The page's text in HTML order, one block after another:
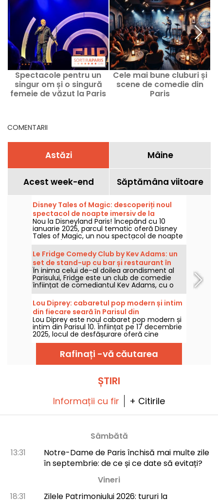
Spectacole pentru un
singur om și o singură
femeie de văzut la Paris
Cele mai bune cluburi și
scene de comedie din
Paris
COMENTARII
Astăzi Mâine
Acest week-end Săptămâna viitoare
Disney Tales of Magic: descoperiți noul
spectacol de noapte imersiv de la
Disneyland Paris
Nou la Disneyland Paris! Începând cu 10
ianuarie 2025, parcul tematic oferă Disney
Tales of Magic, un nou spectacol de noapte
imersiv. În program: proiecții (nu doar pe
castel), efecte de lumină și, ca întotdeauna,
scene inspirate din filmele Disney și Pixar!
Le Fridge Comedy Club by Kev Adams: un
set de stand-up cu bar și restaurant în
Paris, părerea noastră
În inima celui de-al doilea arondisment al
Parisului, Fridge este un club de comedie
înființat de comediantul Kev Adams, cu o
scenă de stand-up pe care evoluează
talente actuale și viitoare, precum și un bar
cu cocktailuri creative și un restaurant.
Lou Diprey: cabaretul pop modern și intim
din fiecare seară în Parisul din
arondismentul 10
Lou Diprey este noul cabaret pop modern și
intim din Parisul 10. Înființat pe 17 decembrie
2025, locul de desfășurare oferă cine
bistronomice, spectacole coregrafice și
petreceri after-hours pline de energie, într-o
atmosferă discretă concepută pentru o
experiență nocturnă contemporană. Sunteți
Rafinați -vă căutarea
ȘTIRI
Informații cu fir + Citirile
Sâmbătă
13:31
Notre-Dame de Paris închisă mai multe zile
în septembrie: de ce și ce date să evitați?
Vineri
18:31
Zilele Patrimoniului 2026: tururi la